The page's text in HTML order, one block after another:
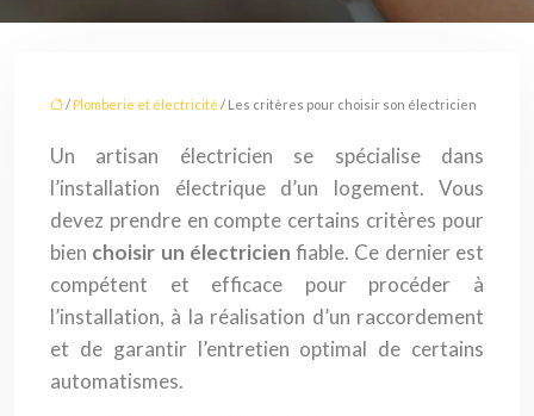
/ Plomberie et électricité / Les critères pour choisir son électricien
Un artisan électricien se spécialise dans
l’installation électrique d’un logement. Vous
devez prendre en compte certains critères pour
bien choisir un électricien fiable. Ce dernier est
compétent et efficace pour procéder à
l’installation, à la réalisation d’un raccordement
et de garantir l’entretien optimal de certains
automatismes.